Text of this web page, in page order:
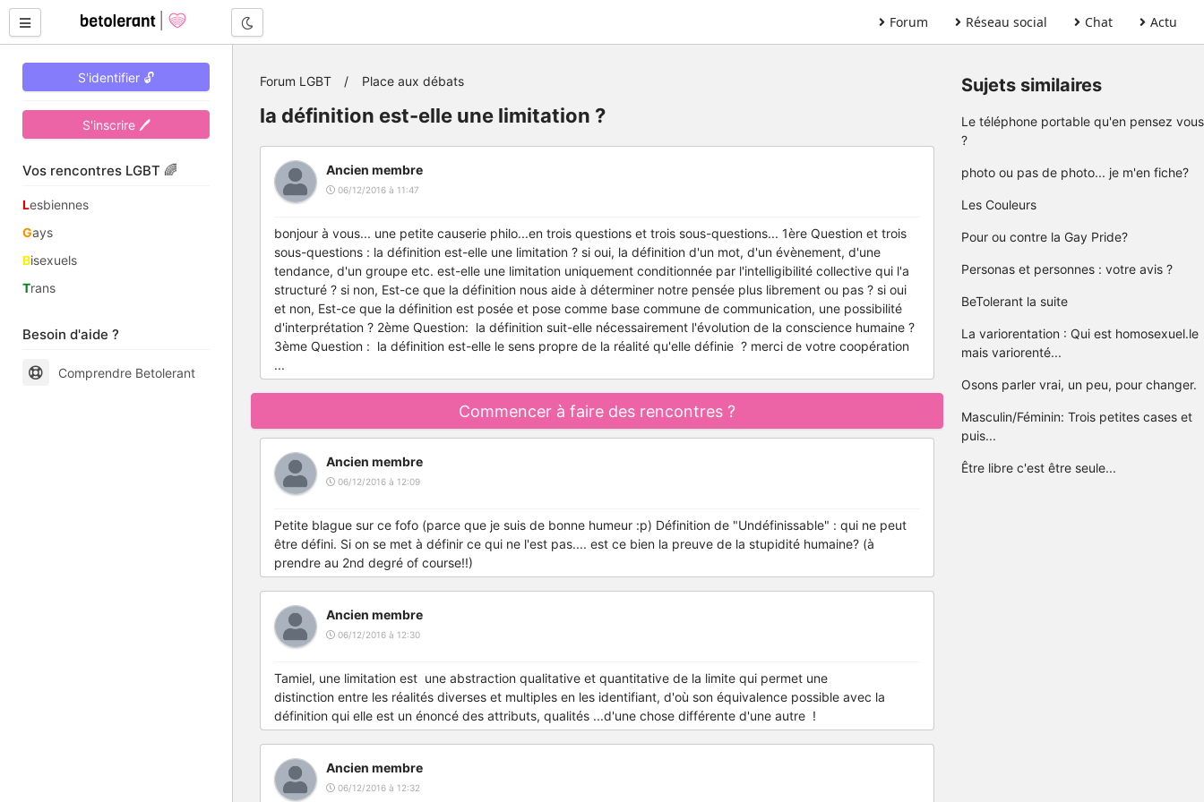
Forum Réseau social Chat Actu
S'identifier 🔓
S'inscrire 🖊
Vos rencontres LGBT 🌈
Lesbiennes
Gays
Bisexuels
Trans
Besoin d'aide ?
Comprendre Betolerant
Forum LGBT Place aux débats
la définition est-elle une limitation ?
Ancien membre
06/12/2016 à 11:47
bonjour à vous... une petite causerie philo...en trois questions et trois sous-questions... 1ère Question et trois
sous-questions : la définition est-elle une limitation ? si oui, la définition d'un mot, d'un évènement, d'une
tendance, d'un groupe etc. est-elle une limitation uniquement conditionnée par l'intelligibilité collective qui l'a
structuré ? si non, Est-ce que la définition nous aide à déterminer notre pensée plus librement ou pas ? si oui
et non, Est-ce que la définition est posée et pose comme base commune de communication, une possibilité
d'interprétation ? 2ème Question: la définition suit-elle nécessairement l'évolution de la conscience humaine ?
3ème Question : la définition est-elle le sens propre de la réalité qu'elle définie ? merci de votre coopération
...
Commencer à faire des rencontres ?
Ancien membre
06/12/2016 à 12:09
Petite blague sur ce fofo (parce que je suis de bonne humeur :p) Définition de "Undéfinissable" : qui ne peut
être défini. Si on se met à définir ce qui ne l'est pas.... est ce bien la preuve de la stupidité humaine? (à
prendre au 2nd degré of course!!)
Ancien membre
06/12/2016 à 12:30
Tamiel, une limitation est une abstraction qualitative et quantitative de la limite qui permet une
distinction entre les réalités diverses et multiples en les identifiant, d'où son équivalence possible avec la
définition qui elle est un énoncé des attributs, qualités ...d'une chose différente d'une autre !
Ancien membre
06/12/2016 à 12:32
Sujets similaires
Le téléphone portable qu'en pensez vous
?
photo ou pas de photo... je m'en fiche?
Les Couleurs
Pour ou contre la Gay Pride?
Personas et personnes : votre avis ?
BeTolerant la suite
La variorentation : Qui est homosexuel.le
mais variorenté...
Osons parler vrai, un peu, pour changer.
Masculin/Féminin: Trois petites cases et
puis...
Être libre c'est être seule...